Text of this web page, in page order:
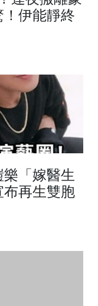
伊能靜終
「嫁醫生
再生雙胞